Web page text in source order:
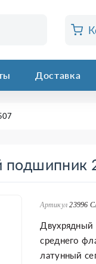
Доставка
подшипник
Артикул 23996
Двухрядный
среднего
латунный